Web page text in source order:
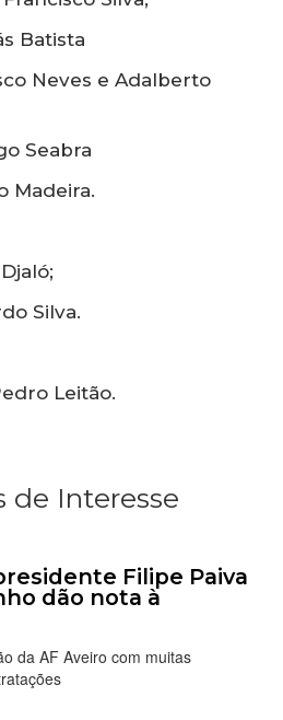
Batista
Neves e Adalberto
Seabra
Madeira.
Silva.
Leitão.
de Interesse
Filipe Paiva
dão nota à
da AF Aveiro com muitas